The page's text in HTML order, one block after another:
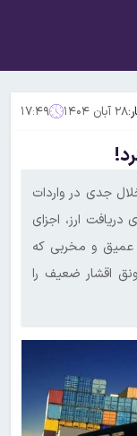
۲۸ آبان ۱۴۰۴ ۱۷:۴۹
جدی در واردات
دریافت ارز، اجزای
عمیق و مخربی که
اقشار ضعیف را